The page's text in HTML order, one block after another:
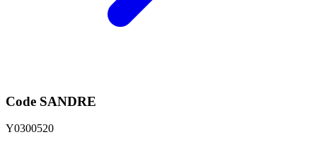
Code SANDRE
Y0300520